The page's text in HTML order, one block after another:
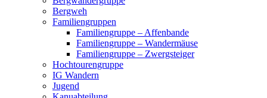
Bergweh
Familiengruppen
Familiengruppe – Affenbande
Familiengruppe – Wandermäuse
Familiengruppe – Zwergsteiger
Hochtourengruppe
IG Wandern
Jugend